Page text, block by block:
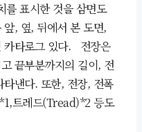
를 표시한 것을 삼면도
, 옆, 뒤에서 본 도면,
카타로그 있다. 전장은
끝부분까지의 길이, 전
낸다. 또한, 전장, 전폭
트레드(Tread)*2 등도